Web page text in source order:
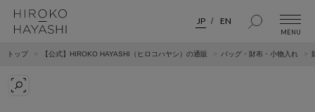
JP EN
トップ 【公式】HIROKO HAYASHI（ヒロコハヤシ）の通販 バッグ・財布・小物入れ